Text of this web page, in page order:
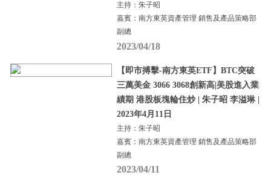
主持：朱子昭
嘉賓：南方東英資產管理 銷售及產品策略部
副總
2023/04/18
【即市搏擊-南方東英ETF】BTC突破
三萬美金 3066 3068創新高|美股進入業
績期 港股板塊輪住炒 | 朱子昭 李溢琳 |
2023年4月11日
主持：朱子昭
嘉賓：南方東英資產管理 銷售及產品策略部
副總
2023/04/11